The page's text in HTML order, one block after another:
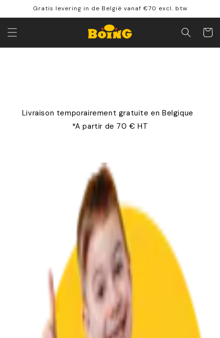
contenu
Gratis levering in de België vanaf €70 excl. btw
Panier
Livraison temporairement gratuite en Belgique
*A partir de 70 € HT